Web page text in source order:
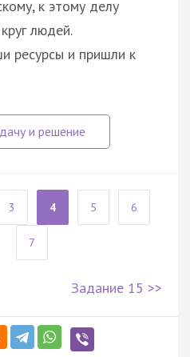
к этому делу
людей.
ресурсы и пришли к
3 4 5 6
7
Задание 15 >>